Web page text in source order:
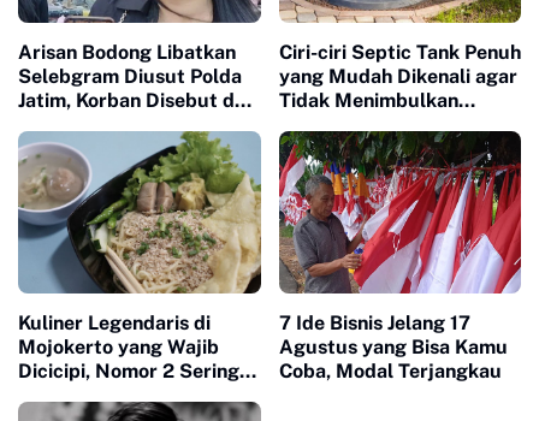
Arisan Bodong Libatkan
Selebgram Diusut Polda
Jatim, Korban Disebut dari
Ciri-ciri Septic Tank Penuh
yang Mudah Dikenali agar
Tidak Menimbulkan
Kuliner Legendaris di
Mojokerto yang Wajib
Dicicipi, Nomor 2 Sering
7 Ide Bisnis Jelang 17
Agustus yang Bisa Kamu
Coba, Modal Terjangkau